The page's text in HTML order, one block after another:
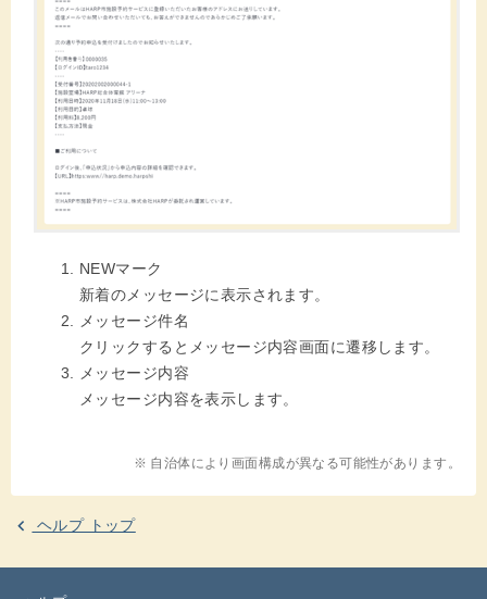
NEWマーク
新着のメッセージに表示されます。
メッセージ件名
クリックするとメッセージ内容画面に遷移します。
メッセージ内容
メッセージ内容を表示します。
※ 自治体により画面構成が異なる可能性があります。
ヘルプ トップ